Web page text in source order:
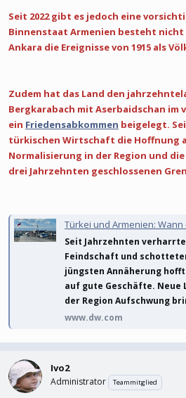
Seit 2022 gibt es jedoch eine
Binnenstaat Armenien besteht nicht
Ankara die Ereignisse von 1915 als
Zudem hat das Land den
Bergkarabach mit Aserbaidschan im
ein Friedensabkommen beigelegt.
türkischen Wirtschaft die Hoffnung
Normalisierung in der Region und
drei Jahrzehnten geschlossenen
Türkei und Armenien: Wann
Seit Jahrzehnten
Feindschaft und
jüngsten Annäherung
auf gute Geschäfte.
der Region Aufschwung
www.dw.com
Ivo2
Administrator Teammitglied